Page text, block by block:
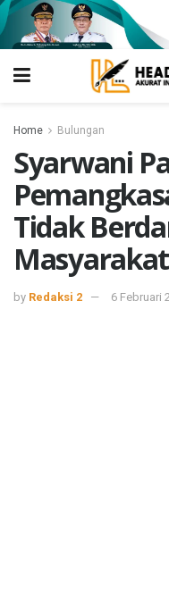
Home Bulungan
Syarwani
Tidak
Masyarakat
by Redaksi 2 6 Februari